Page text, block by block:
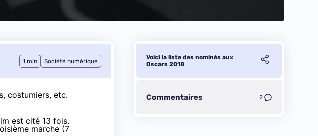
1 min Société numérique
costumiers, etc.
est cité 13 fois.
marche (7
Voici la liste des nominés aux
Oscars 2018
Commentaires 2